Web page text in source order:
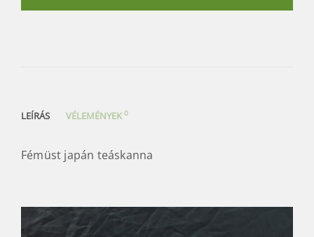
LEÍRÁS VÉLEMÉNYEK0
Fémüst japán teáskanna